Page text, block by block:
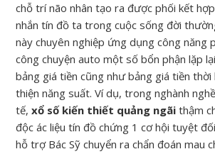
chỗ trí não nhân tạo ra được phối kết
nhắn tín đồ ta trong cuộc sống đời
này chuyên nghiệp ứng dụng công năng
công chuyện auto một số bổn phận lặp
bảng giá tiền cũng như bảng giá tiền thời
thiện năng suất. Ví dụ, trong nghành
tế,xổ số kiến thiết quảng ngãi thậm
độc ác liệu tín đồ chứng 1 cơ hội tuyệt
hỗ trợ Bác Sỹ chuyển ra chẩn đoán mau